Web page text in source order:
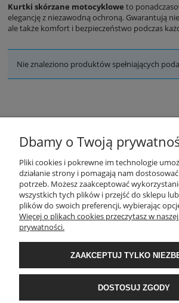
Kurtki skórzane motocyklowe to
elegancję z niezawodną ochroną. Gwarantują
ale także komfort i bezpieczeństwo podczas
Nie znaleziono produktów spełniających
POMOC
ZASADY SPRZEDAŻY
GWARANCJA I
Dbamy o Twoją
Pliki cookies i pokrewne im technologie
działanie strony i pomagają nam
potrzeb. Możesz zaakceptować
wszystkich tych plików i przejść do sklepu
plików do swoich preferencji, wybierając
Więcej o plikach cookies przeczytasz w
prywatności.
ZAAKCEPTUJ TYLKO
DOSTOSUJ ZGODY